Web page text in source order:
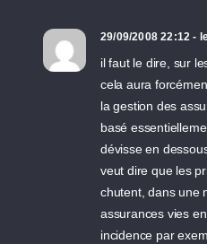
29/09/2008 22:12 -
il faut le dire, sur
cela aura
la gestion des
basé
dévisse en
veut dire que les
chutent, dans une
assurances vies
incidence par